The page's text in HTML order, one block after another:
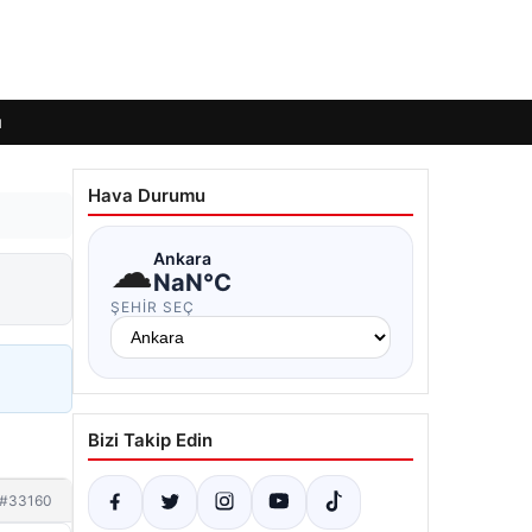
#33160
Hava Durumu
☁Ankara
NaN°C
ŞEHIR SEÇ
Bizi Takip Edin